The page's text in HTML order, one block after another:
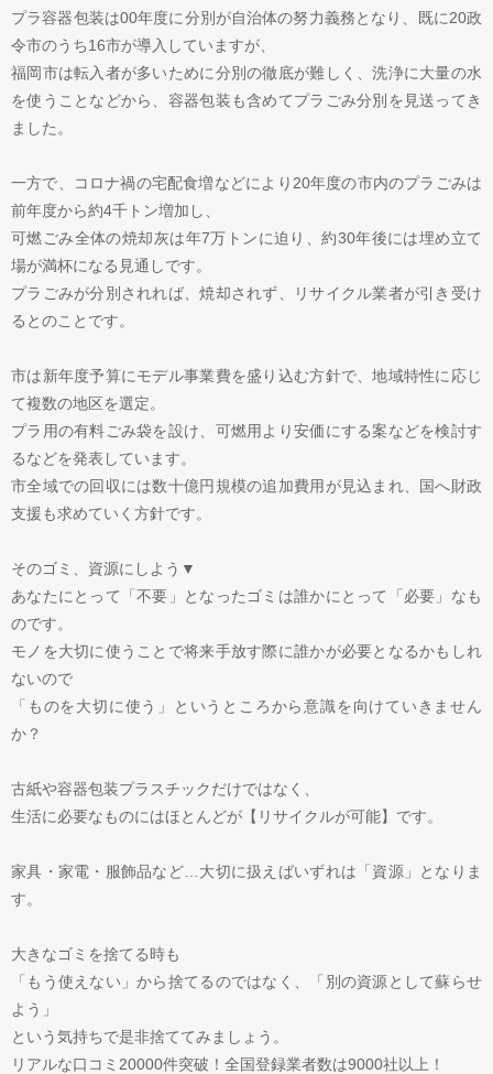
プラ容器包装は00年度に分別が自治体の努力義務となり、既に20政
令市のうち16市が導入していますが、
福岡市は転入者が多いために分別の徹底が難しく、洗浄に大量の水
を使うことなどから、容器包装も含めてプラごみ分別を見送ってき
ました。
一方で、コロナ禍の宅配食増などにより20年度の市内のプラごみは
前年度から約4千トン増加し、
可燃ごみ全体の焼却灰は年7万トンに迫り、約30年後には埋め立て
場が満杯になる見通しです。
プラごみが分別されれば、焼却されず、リサイクル業者が引き受け
るとのことです。
市は新年度予算にモデル事業費を盛り込む方針で、地域特性に応じ
て複数の地区を選定。
プラ用の有料ごみ袋を設け、可燃用より安価にする案などを検討す
るなどを発表しています。
市全域での回収には数十億円規模の追加費用が見込まれ、国へ財政
支援も求めていく方針です。
そのゴミ、資源にしよう▼
あなたにとって「不要」となったゴミは誰かにとって「必要」なも
のです。
モノを大切に使うことで将来手放す際に誰かが必要となるかもしれ
ないので
「ものを大切に使う」というところから意識を向けていきません
か？
古紙や容器包装プラスチックだけではなく、
生活に必要なものにはほとんどが【リサイクルが可能】です。
家具・家電・服飾品など…大切に扱えばいずれは「資源」となりま
す。
大きなゴミを捨てる時も
「もう使えない」から捨てるのではなく、「別の資源として蘇らせ
よう」
という気持ちで是非捨ててみましょう。
リアルな口コミ20000件突破！全国登録業者数は9000社以上！